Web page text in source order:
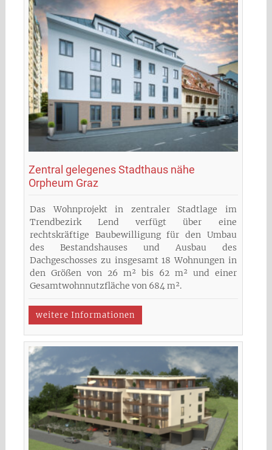
Zentral gelegenes Stadthaus nähe
Orpheum Graz
Das Wohnprojekt in zentraler Stadtlage im
Trendbezirk Lend verfügt über eine
rechtskräftige Baubewilligung für den Umbau
des Bestandshauses und Ausbau des
Dachgeschosses zu insgesamt 18 Wohnungen in
den Größen von 26 m² bis 62 m² und einer
Gesamtwohnnutzfläche von 684 m².
weitere Informationen